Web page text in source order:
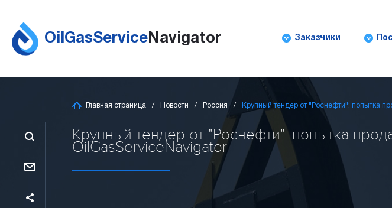
OilGasService Navigator Заказчики
Главная страница Новости Россия Крупный тендер от "Роснефти": попытка
Крупный тендер от "Роснефти": попытка
OilGasServiceNavigator